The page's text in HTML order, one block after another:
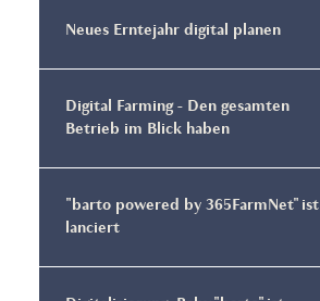
Neues Erntejahr digital planen
Digital Farming - Den gesamten
Betrieb im Blick haben
"barto powered by 365FarmNet" ist
lanciert